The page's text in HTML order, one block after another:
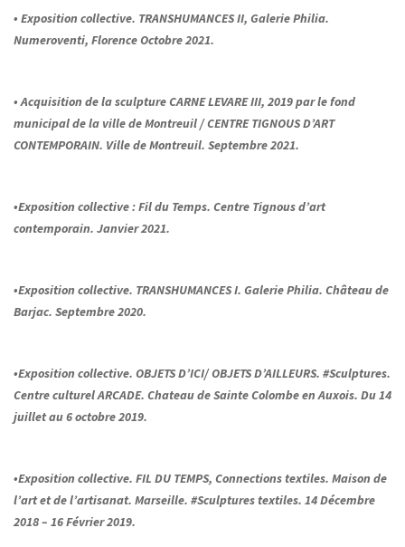
• Exposition collective. TRANSHUMANCES II, Galerie Philia.
Numeroventi, Florence Octobre 2021.
• Acquisition de la sculpture CARNE LEVARE III, 2019 par le fond
municipal de la ville de Montreuil / CENTRE TIGNOUS D’ART
CONTEMPORAIN. Ville de Montreuil. Septembre 2021.
•Exposition collective : Fil du Temps. Centre Tignous d’art
contemporain. Janvier 2021.
•Exposition collective. TRANSHUMANCES I. Galerie Philia. Château de
Barjac. Septembre 2020.
•Exposition collective. OBJETS D’ICI/ OBJETS D’AILLEURS. #Sculptures.
Centre culturel ARCADE. Chateau de Sainte Colombe en Auxois. Du 14
juillet au 6 octobre 2019.
•Exposition collective. FIL DU TEMPS, Connections textiles. Maison de
l’art et de l’artisanat. Marseille. #Sculptures textiles. 14 Décembre
2018 – 16 Février 2019.